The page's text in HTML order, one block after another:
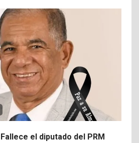
el diputado del PRM